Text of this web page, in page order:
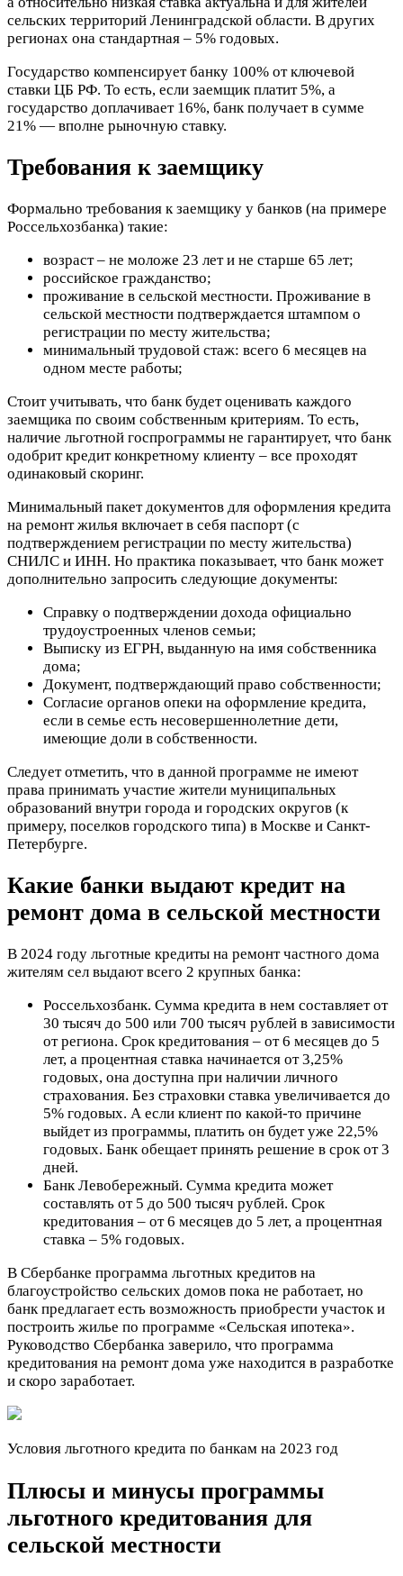
сельских территорий Ленинградской области. В других
регионах она стандартная – 5% годовых.
Государство компенсирует банку 100% от ключевой
ставки ЦБ РФ. То есть, если заемщик платит 5%, а
государство доплачивает 16%, банк получает в сумме
21% — вполне рыночную ставку.
Требования к заемщику
Формально требования к заемщику у банков (на примере
Россельхозбанка) такие:
возраст – не моложе 23 лет и не старше 65 лет;
российское гражданство;
проживание в сельской местности. Проживание в
сельской местности подтверждается штампом о
регистрации по месту жительства;
минимальный трудовой стаж: всего 6 месяцев на
одном месте работы;
Стоит учитывать, что банк будет оценивать каждого
заемщика по своим собственным критериям. То есть,
наличие льготной госпрограммы не гарантирует, что банк
одобрит кредит конкретному клиенту – все проходят
одинаковый скоринг.
Минимальный пакет документов для оформления кредита
на ремонт жилья включает в себя паспорт (с
подтверждением регистрации по месту жительства)
СНИЛС и ИНН. Но практика показывает, что банк может
дополнительно запросить следующие документы:
Справку о подтверждении дохода официально
трудоустроенных членов семьи;
Выписку из ЕГРН, выданную на имя собственника
дома;
Документ, подтверждающий право собственности;
Согласие органов опеки на оформление кредита,
если в семье есть несовершеннолетние дети,
имеющие доли в собственности.
Следует отметить, что в данной программе не имеют
права принимать участие жители муниципальных
образований внутри города и городских округов (к
примеру, поселков городского типа) в Москве и Санкт-
Петербурге.
Какие банки выдают кредит на
ремонт дома в сельской местности
В 2024 году льготные кредиты на ремонт частного дома
жителям сел выдают всего 2 крупных банка:
Россельхозбанк. Сумма кредита в нем составляет от
30 тысяч до 500 или 700 тысяч рублей в зависимости
от региона. Срок кредитования – от 6 месяцев до 5
лет, а процентная ставка начинается от 3,25%
годовых, она доступна при наличии личного
страхования. Без страховки ставка увеличивается до
5% годовых. А если клиент по какой-то причине
выйдет из программы, платить он будет уже 22,5%
годовых. Банк обещает принять решение в срок от 3
дней.
Банк Левобережный. Сумма кредита может
составлять от 5 до 500 тысяч рублей. Срок
кредитования – от 6 месяцев до 5 лет, а процентная
ставка – 5% годовых.
В Сбербанке программа льготных кредитов на
благоустройство сельских домов пока не работает, но
банк предлагает есть возможность приобрести участок и
построить жилье по программе «Сельская ипотека».
Руководство Сбербанка заверило, что программа
кредитования на ремонт дома уже находится в разработке
и скоро заработает.
Условия льготного кредита по банкам на 2023 год
Плюсы и минусы программы
льготного кредитования для
сельской местности